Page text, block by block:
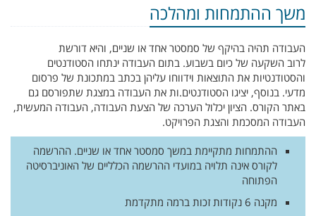
משך ההתמחות ומהלכה
העבודה תהיה בהיקף של סמסטר אחד או שניים, והיא דורשת
לרוב השקעה של כיום בשבוע. בתום העבודה ינתחו הסטודנטים
והסטודנטיות את התוצאות וידווחו עליהן בכתב במתכונת של פרסום
מדעי. בנוסף, יציגו הסטודנטים.ות את העבודה במצגת שתפורסם גם
באתר הקורס. הציון יכלול הערכה של הצעת העבודה, העבודה המעשית,
העבודה המסכמת והצגת הפרויקט.
ההתמחות מתקיימת במשך סמסטר אחד או שניים. ההרשמה
לקורס אינה תלויה במועדי ההרשמה הכלליים של האוניברסיטה
הפתוחה
מקנה 6 נקודות זכות ברמה מתקדמת